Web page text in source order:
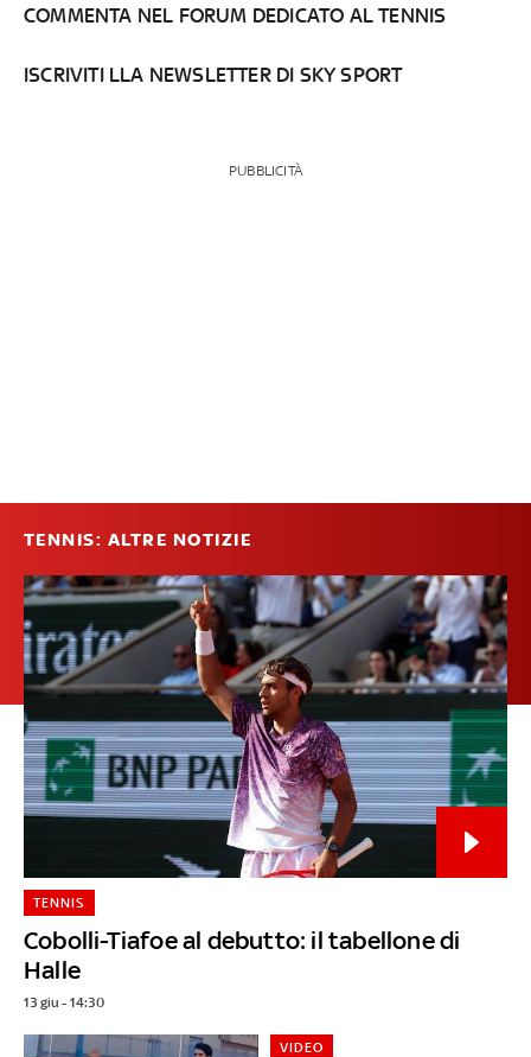
COMMENTA NEL FORUM DEDICATO AL TENNIS
ISCRIVITI LLA NEWSLETTER DI SKY SPORT
PUBBLICITÀ
TENNIS: ALTRE NOTIZIE
Cobolli-Tiafoe al debutto: il tabellone di
Halle
TENNIS
13 giu - 14:30
VIDEO